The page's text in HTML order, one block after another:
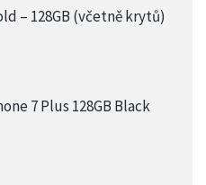
– 128GB (včetně krytů)
7 Plus 128GB Black